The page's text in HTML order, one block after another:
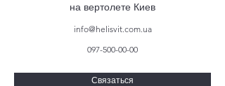
на вертолете Киев
info@helisvit.com.ua
097-500-00-00
Связаться